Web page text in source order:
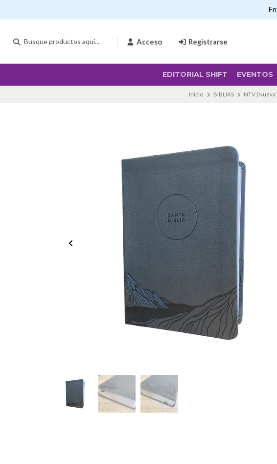
Acceso Registrarse
EDITORIAL SHIFT EVENTOS
Inicio BIBLIAS NTV